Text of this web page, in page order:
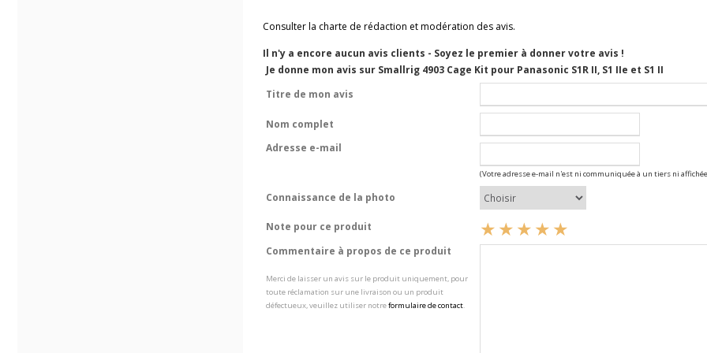
Consulter la charte de rédaction et modération des avis.
Il n'y a encore aucun avis clients - Soyez le premier à donner votre avis !
Je donne mon avis sur Smallrig 4903 Cage Kit pour Panasonic S1R II, S1 IIe et S1 II
Titre de mon avis
Nom complet
Adresse e-mail
(Votre adresse e-mail n'est ni communiquée à un tiers ni
Connaissance de la photo
Note pour ce produit
Commentaire à propos de ce produit
Merci de laisser un avis sur le produit uniquement, pour
toute réclamation sur une livraison ou un produit
défectueux, veuillez utiliser notreformulaire de contact.